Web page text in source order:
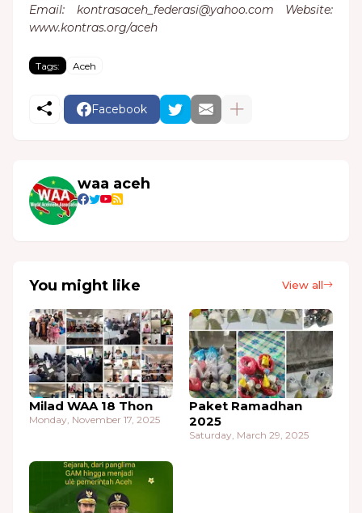
Email: kontrasaceh_federasi@yahoo.com Website:
www.kontras.org/aceh
Tags: Aceh
Facebook
waa aceh
You might like View all
Milad WAA 18 Thon
Monday, November 17, 2025
Paket Ramadhan
2025
Saturday, March 29, 2025